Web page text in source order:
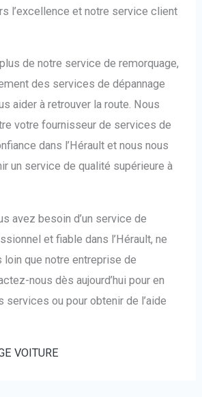
l’excellence et notre service client
de notre service de remorquage,
des services de dépannage
aider à retrouver la route. Nous
votre fournisseur de services de
dans l’Hérault et nous nous
un service de qualité supérieure à
avez besoin d’un service de
et fiable dans l’Hérault, ne
que notre entreprise de
nous dès aujourd’hui pour en
services ou pour obtenir de l’aide
VOITURE